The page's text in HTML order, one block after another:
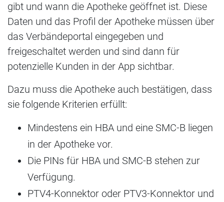
gibt und wann die Apotheke geöffnet ist. Diese
Daten und das Profil der Apotheke müssen über
das Verbändeportal eingegeben und
freigeschaltet werden und sind dann für
potenzielle Kunden in der App sichtbar.
Dazu muss die Apotheke auch bestätigen, dass
sie folgende Kriterien erfüllt:
Mindestens ein HBA und eine SMC-B liegen
in der Apotheke vor.
Die PINs für HBA und SMC-B stehen zur
Verfügung.
PTV4-Konnektor oder PTV3-Konnektor und